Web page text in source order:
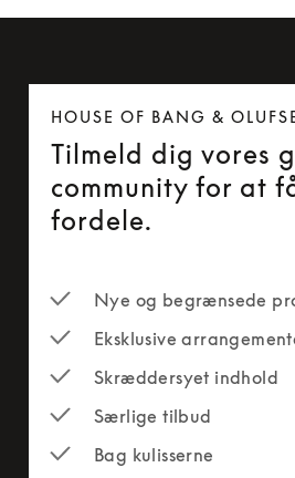
HOUSE OF BANG &
Tilmeld dig vores
community for at
fordele.
Nye og begrænsede
Eksklusive
Skræddersyet indhold
Særlige tilbud
Bag kulisserne